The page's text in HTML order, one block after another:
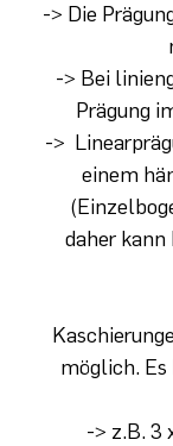
-> Die
-> Bei
Prägung
->
einem
daher kann
möglich.
-> z.B. 3